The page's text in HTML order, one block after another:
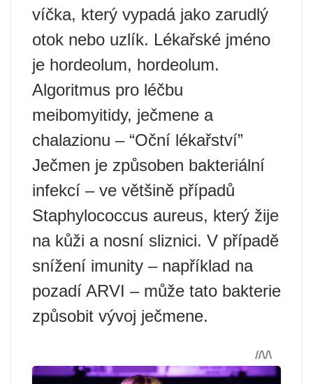
víčka, který vypadá jako zarudlý
otok nebo uzlík. Lékařské jméno
je hordeolum, hordeolum.
Algoritmus pro léčbu
meibomyitidy, ječmene a
chalazionu – “Oční lékařství”
Ječmen je způsoben bakteriální
infekcí – ve většině případů
Staphylococcus aureus, který žije
na kůži a nosní sliznici. V případě
snížení imunity – například na
pozadí ARVI – může tato bakterie
způsobit vývoj ječmene.